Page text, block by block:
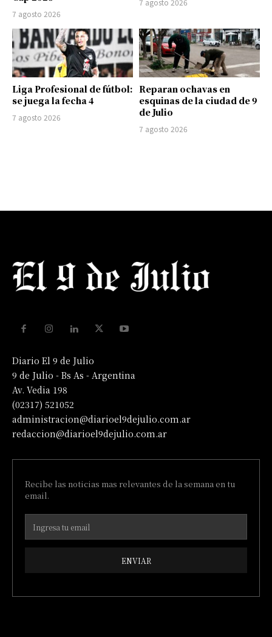
7 agosto 2026
7 agosto 2026
Liga Profesional de fútbol:
se juega la fecha 4
7 agosto 2026
Reparan ochavas en
esquinas de la ciudad de 9
de Julio
7 agosto 2026
Diario El 9 de Julio
9 de Julio - Bs As - Argentina
Av. Vedia 198
(02317) 521052
administracion@diarioel9dejulio.com.ar
redaccion@diarioel9dejulio.com.ar
Recibe las noticias mas relevantes de la semana en tu
email.
ENVIAR